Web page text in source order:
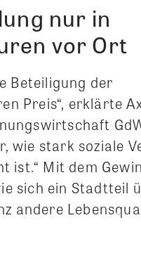
nur in
vor Ort
Beteiligung der
Preis“, erklärte
wie stark soziale
ist.“ Mit dem
sich ein Stadtteil
andere